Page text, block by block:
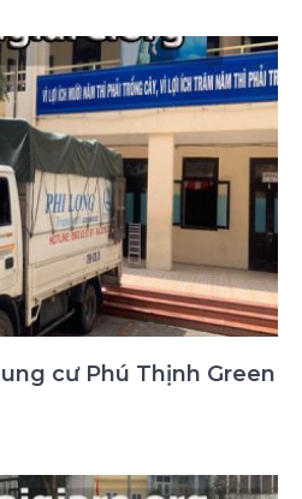
cư Phú Thịnh Green